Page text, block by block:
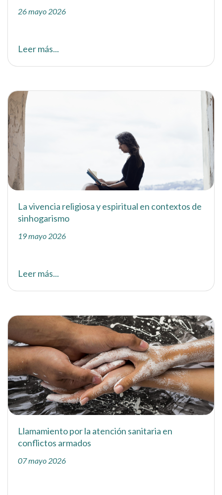
26 mayo 2026
Leer más...
La vivencia religiosa y espiritual en contextos de
sinhogarismo
19 mayo 2026
Leer más...
Llamamiento por la atención sanitaria en
conflictos armados
07 mayo 2026